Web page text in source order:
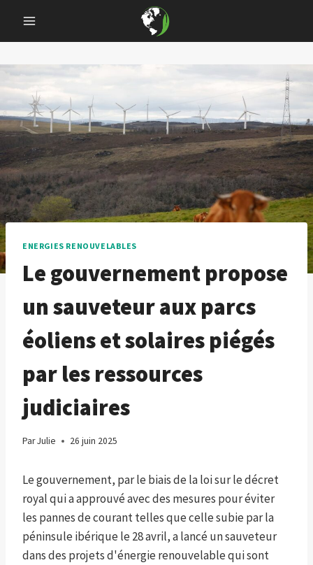
content
ENERGIES RENOUVELABLES
Le gouvernement propose
un sauveteur aux parcs
éoliens et solaires piégés
par les ressources
judiciaires
ParJulie 26 juin 2025
Le gouvernement, par le biais de la loi sur le décret
royal qui a approuvé avec des mesures pour éviter
les pannes de courant telles que celle subie par la
péninsule ibérique le 28 avril, a lancé un sauveteur
dans des projets d'énergie renouvelable qui sont